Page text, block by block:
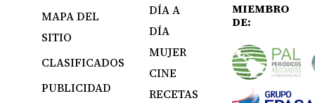
MAPA DEL
SITIO
CLASIFICADOS
PUBLICIDAD
DÍA A
DÍA
MUJER
CINE
RECETAS
MIEMBRO
DE: